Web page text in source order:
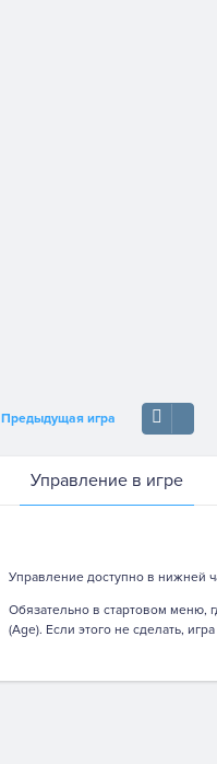
Предыдущая игра
Управление в игре
Управление доступно в нижней
Обязательно в стартовом меню,
(Age). Если этого не сделать,